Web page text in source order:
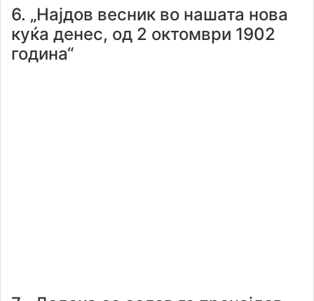
6. „Најдов весник во нашата нова
куќа денес, од 2 октомври 1902
година“